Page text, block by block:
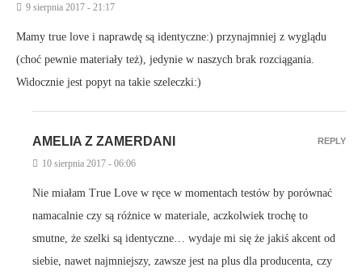
9 sierpnia 2017 - 21:17
Mamy true love i naprawdę są identyczne:) przynajmniej z wyglądu
(choć pewnie materiały też), jedynie w naszych brak rozciągania.
Widocznie jest popyt na takie szeleczki:)
AMELIA Z ZAMERDANI
10 sierpnia 2017 - 06:06
Nie miałam True Love w ręce w momentach testów by porównać
namacalnie czy są różnice w materiale, aczkolwiek trochę to
smutne, że szelki są identyczne… wydaje mi się że jakiś akcent od
siebie, nawet najmniejszy, zawsze jest na plus dla producenta, czy
REPLY